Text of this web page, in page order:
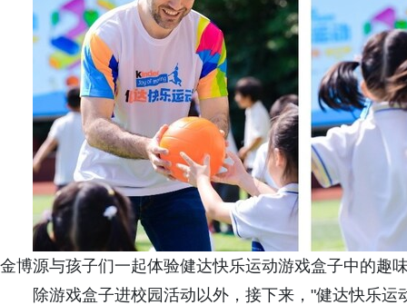
金博源与孩子们一起体验健达快乐运动游戏盒子中的趣
除游戏盒子进校园活动以外，接下来，"健达快乐